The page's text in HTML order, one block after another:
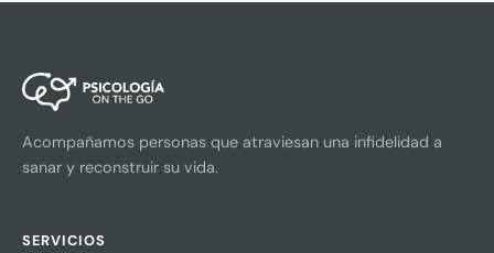
Acompañamos personas que atraviesan una infidelidad a
sanar y reconstruir su vida.
SERVICIOS